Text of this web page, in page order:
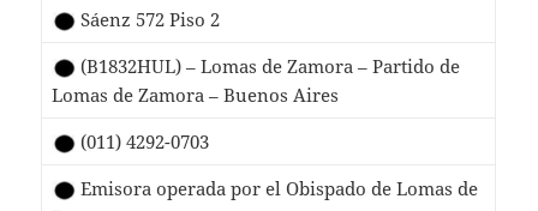
Sáenz 572 Piso 2
(B1832HUL) – Lomas de Zamora – Partido de
Lomas de Zamora – Buenos Aires
(011) 4292-0703
Emisora operada por el Obispado de Lomas de